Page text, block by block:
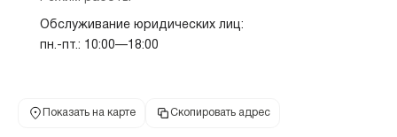
Обслуживание юридических лиц:
пн.-пт.: 10:00—18:00
Показать на карте Скопировать адрес